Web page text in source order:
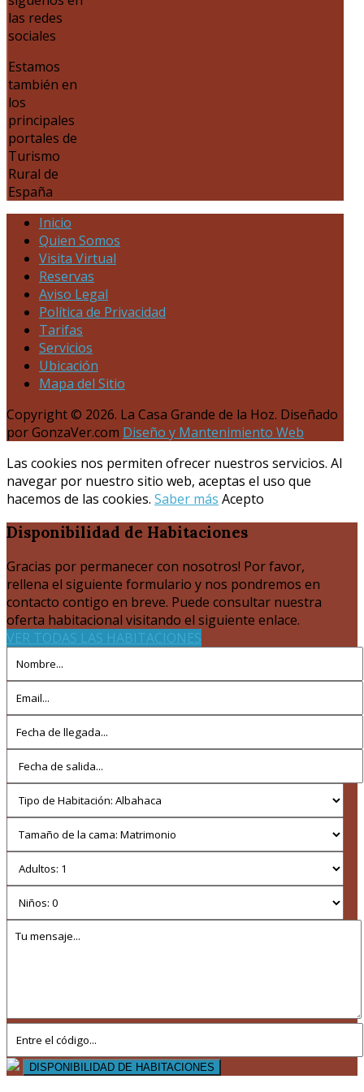
las redes
sociales
Estamos
también en
los
principales
portales de
Turismo
Rural de
España
Inicio
Quien Somos
Visita Virtual
Reservas
Aviso Legal
Política de Privacidad
Tarifas
Servicios
Ubicación
Mapa del Sitio
Copyright © 2026. La Casa Grande de la Hoz. Diseñado
por GonzaVer.com Diseño y Mantenimiento Web
Las cookies nos permiten ofrecer nuestros servicios. Al
navegar por nuestro sitio web, aceptas el uso que
hacemos de las cookies. Saber más Acepto
Disponibilidad de Habitaciones
Gracias por permanecer con nosotros! Por favor,
rellena el siguiente formulario y nos pondremos en
contacto contigo en breve. Puede consultar nuestra
oferta habitacional visitando el siguiente enlace.
VER TODAS LAS HABITACIONES
DISPONIBILIDAD DE HABITACIONES